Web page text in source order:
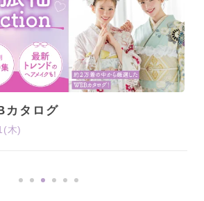
インフルエンサーが選んだ